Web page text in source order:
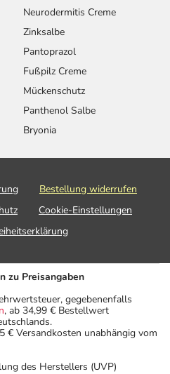
Neurodermitis Creme
Zinksalbe
Pantoprazol
Fußpilz Creme
Mückenschutz
Panthenol Salbe
Bryonia
Bestellung widerrufen
Cookie-Einstellungen
zu Preisangaben
gegebenenfalls
, ab 34,99 € Bestellwert
€ Versandkosten unabhängig vom
des Herstellers (UVP)